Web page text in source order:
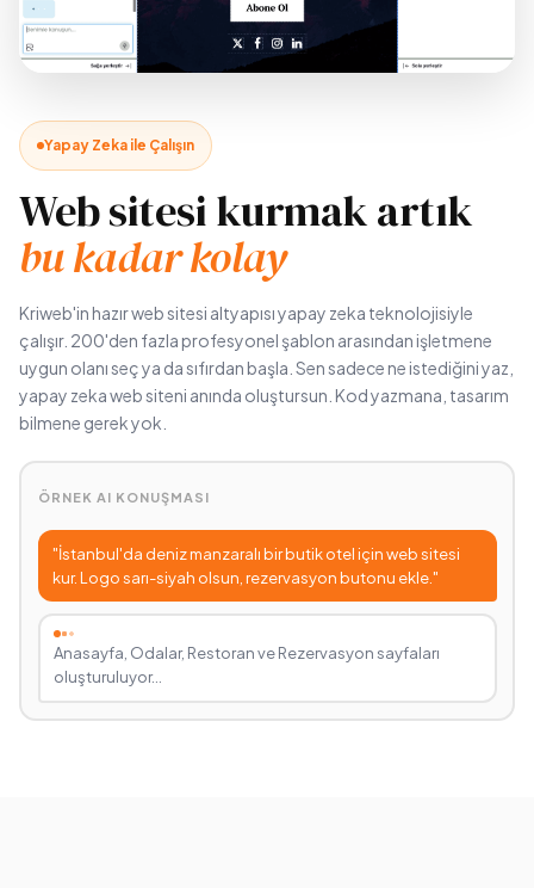
Yapay Zeka ile Çalışın
Web sitesi kurmak artık
bu kadar kolay
Kriweb'in hazır web sitesi altyapısı yapay zeka teknolojisiyle
çalışır. 200'den fazla profesyonel şablon arasından işletmene
uygun olanı seç ya da sıfırdan başla. Sen sadece ne istediğini yaz,
yapay zeka web siteni anında oluştursun. Kod yazmana, tasarım
bilmene gerek yok.
ÖRNEK AI KONUŞMASI
"İstanbul'da deniz manzaralı bir butik otel için web sitesi
kur. Logo sarı-siyah olsun, rezervasyon butonu ekle."
Anasayfa, Odalar, Restoran ve Rezervasyon sayfaları
oluşturuluyor…